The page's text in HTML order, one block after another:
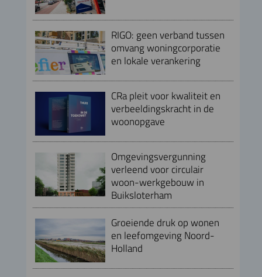
RIGO: geen verband tussen
omvang woningcorporatie
en lokale verankering
CRa pleit voor kwaliteit en
verbeeldingskracht in de
woonopgave
Omgevingsvergunning
verleend voor circulair
woon-werkgebouw in
Buiksloterham
Groeiende druk op wonen
en leefomgeving Noord-
Holland